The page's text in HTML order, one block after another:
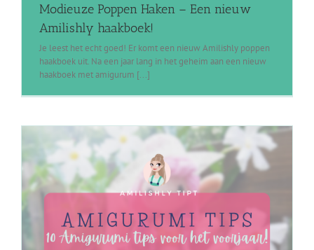
Modieuze Poppen Haken – Een nieuw
Amilishly haakboek!
Je leest het echt goed! Er komt een nieuw Amilishly poppen
haakboek uit. Na een jaar lang in het geheim aan een nieuw
haakboek met amigurum [...]